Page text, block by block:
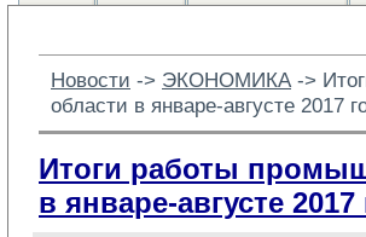
Новости -> ЭКОНОМИКА ->
области в январе-августе 2017
Итоги работы
в январе-августе 2017